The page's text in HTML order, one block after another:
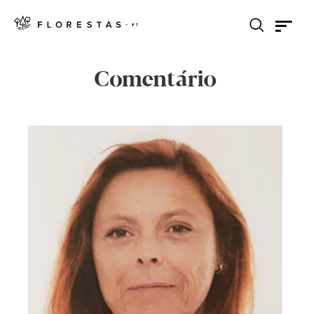
Comentário